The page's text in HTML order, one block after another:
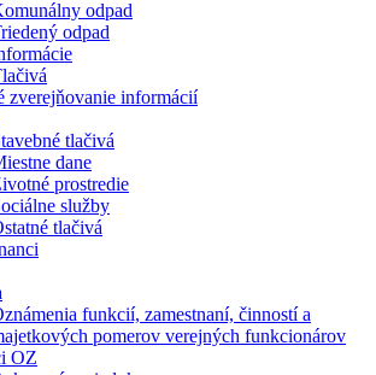
odpad
odpad
zverejňovanie informácií
tlačivá
dane
prostredie
služby
tlačivá
funkcií, zamestnaní, činností a
pomerov verejných funkcionárov
OZ